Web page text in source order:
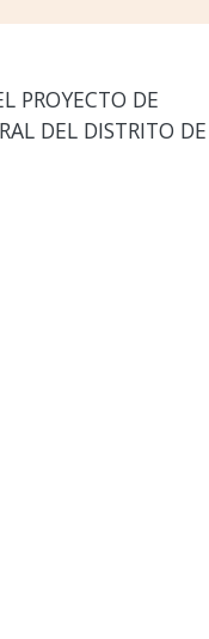
PROYECTO DE
DEL DISTRITO DE